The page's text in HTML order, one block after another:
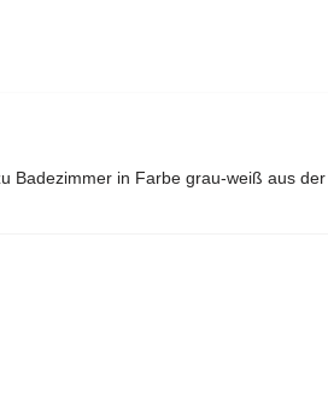
Badezimmer in Farbe grau-weiß aus